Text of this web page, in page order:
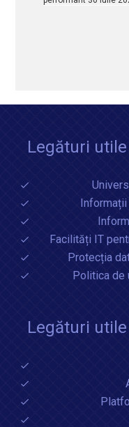
Legături utile
Informații
Facilități IT
Protecția
Politica de
Legături utile